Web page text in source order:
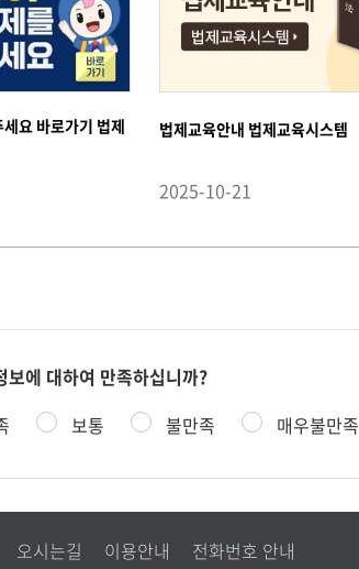
요 바로가기 법제
법제교육안내 법제교육시스템
2025-10-21
보에 대하여 만족하십니까?
보통 불만족 매우불만족
오시는길 이용안내 전화번호 안내